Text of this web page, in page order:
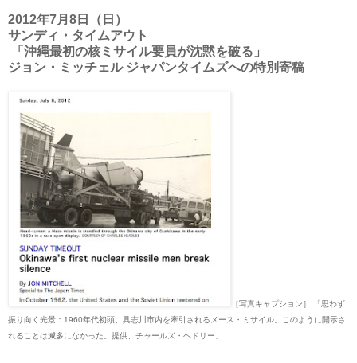
2012年7月8日（日）
サンディ・タイムアウト
「沖縄最初の核ミサイル要員が沈黙を破る」
ジョン・ミッチェル ジャパンタイムズへの特別寄稿
［写真キャプション］ 「思わず
振り向く光景：1960年代初頭、具志川市内を牽引されるメース・ミサイル。このように開示さ
れることは滅多になかった。提供、チャールズ・ヘドリー」